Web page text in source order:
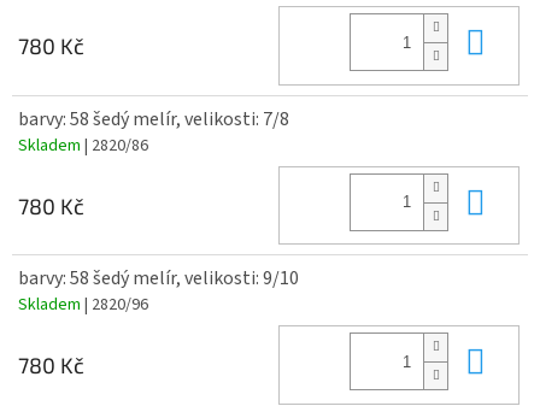
780 Kč
barvy: 58 šedý melír, velikosti: 7/8
Skladem | 2820/86
780 Kč
barvy: 58 šedý melír, velikosti: 9/10
Skladem | 2820/96
780 Kč